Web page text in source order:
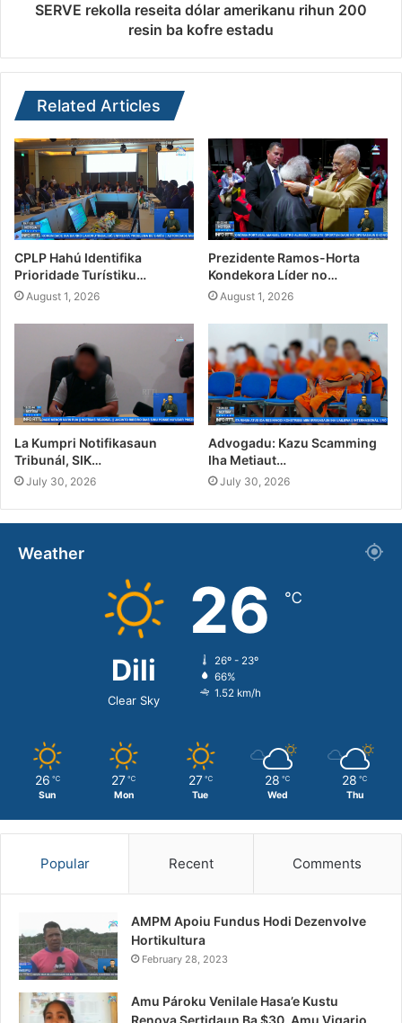
SERVE rekolla reseita dólar amerikanu rihun 200
resin ba kofre estadu
Related Articles
CPLP Hahú Identifika
Prioridade Turístiku…
August 1, 2026
Prezidente Ramos-Horta
Kondekora Líder no…
August 1, 2026
La Kumpri Notifikasaun
Tribunál, SIK…
July 30, 2026
Advogadu: Kazu Scamming
Iha Metiaut…
July 30, 2026
Weather
Dili
Clear Sky
26 ℃
26º - 23º
66%
1.52 km/h
26 ℃
Sun
27 ℃
Mon
27 ℃
Tue
28 ℃
Wed
28 ℃
Thu
Popular Recent Comments
AMPM Apoiu Fundus Hodi Dezenvolve
Hortikultura
February 28, 2023
Amu Pároku Venilale Hasa’e Kustu
Renova Sertidaun Ba $30, Amu Vigario